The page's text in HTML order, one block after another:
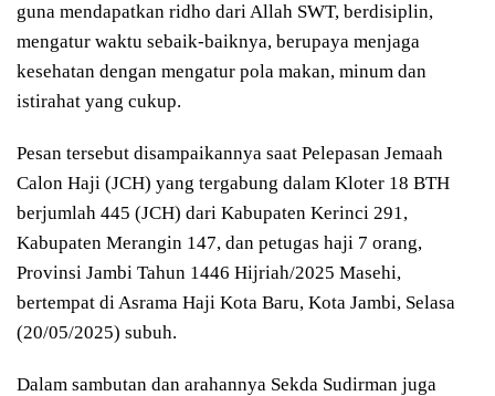
guna mendapatkan ridho dari Allah SWT, berdisiplin,
mengatur waktu sebaik-baiknya, berupaya menjaga
kesehatan dengan mengatur pola makan, minum dan
istirahat yang cukup.
Pesan tersebut disampaikannya saat Pelepasan Jemaah
Calon Haji (JCH) yang tergabung dalam Kloter 18 BTH
berjumlah 445 (JCH) dari Kabupaten Kerinci 291,
Kabupaten Merangin 147, dan petugas haji 7 orang,
Provinsi Jambi Tahun 1446 Hijriah/2025 Masehi,
bertempat di Asrama Haji Kota Baru, Kota Jambi, Selasa
(20/05/2025) subuh.
Dalam sambutan dan arahannya Sekda Sudirman juga